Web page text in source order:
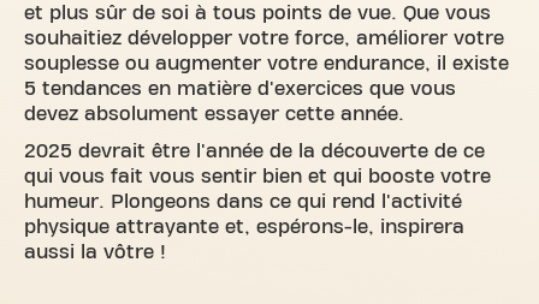
et plus sûr de soi à tous points de vue. Que vous
souhaitiez développer votre force, améliorer votre
souplesse ou augmenter votre endurance, il existe
5 tendances en matière d'exercices que vous
devez absolument essayer cette année.
2025 devrait être l'année de la découverte de ce
qui vous fait vous sentir bien et qui booste votre
humeur. Plongeons dans ce qui rend l'activité
physique attrayante et, espérons-le, inspirera
aussi la vôtre !